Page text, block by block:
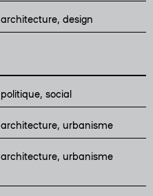
architecture, design
politique, social
architecture, urbanisme
architecture, urbanisme